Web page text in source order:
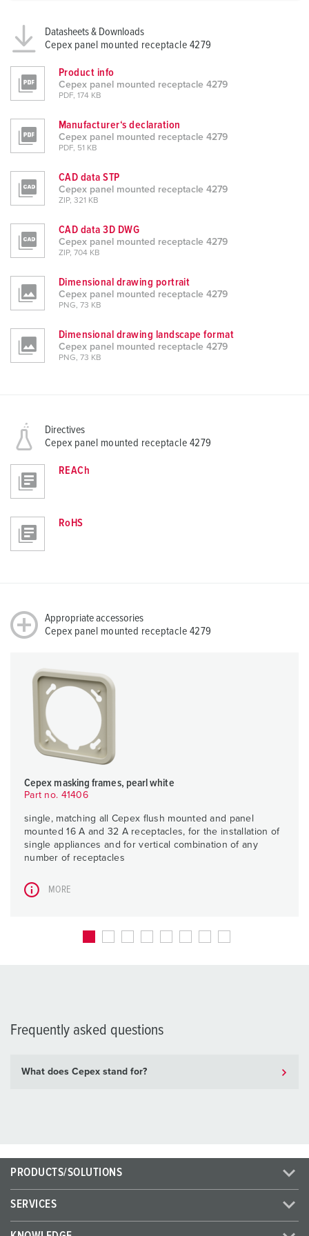
l
Datasheets & Downloads
Cepex panel mounted receptacle 4279
Product info
Cepex panel mounted receptacle 4279
PDF, 174 KB
Manufacturer‘s declaration
Cepex panel mounted receptacle 4279
PDF, 51 KB
CAD data STP
Cepex panel mounted receptacle 4279
ZIP, 321 KB
CAD data 3D DWG
Cepex panel mounted receptacle 4279
ZIP, 704 KB
Dimensional drawing portrait
Cepex panel mounted receptacle 4279
PNG, 73 KB
Dimensional drawing landscape format
Cepex panel mounted receptacle 4279
PNG, 73 KB
Directives
Cepex panel mounted receptacle 4279
REACh
RoHS
Appropriate accessories
Cepex panel mounted receptacle 4279
Cepex masking frames, pearl white
Part no. 41406
single, matching all Cepex flush mounted and panel
mounted 16 A and 32 A receptacles, for the installation of
single appliances and for vertical combination of any
number of receptacles
MORE
Frequently asked questions
What does Cepex stand for?
PRODUCTS/SOLUTIONS
SERVICES